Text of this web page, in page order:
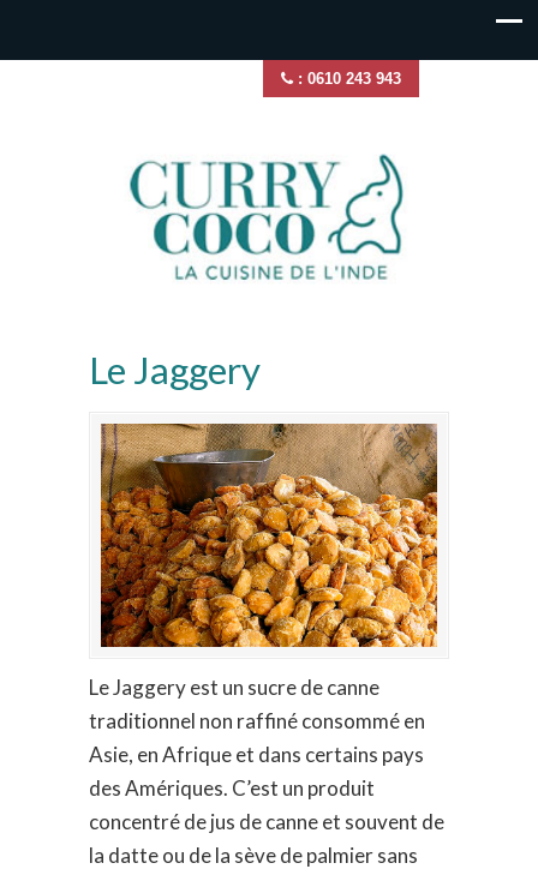
: 0610 243 943
Le Jaggery
Le Jaggery est un sucre de canne
traditionnel non raffiné consommé en
Asie, en Afrique et dans certains pays
des Amériques. C’est un produit
concentré de jus de canne et souvent de
la datte ou de la sève de palmier sans